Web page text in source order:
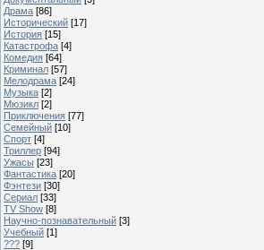
Драма [86]
Исторический [17]
История [15]
Катастрофа [4]
Комедия [64]
Криминал [57]
Мелодрама [24]
Музыка [2]
Мюзикл [2]
Приключения [77]
Семейный [10]
Спорт [4]
Триллер [94]
Ужасы [23]
Фантастика [20]
Фэнтези [30]
Сериал [33]
TV Show [8]
Научно-познавательный [3]
Учебный [1]
??? [9]